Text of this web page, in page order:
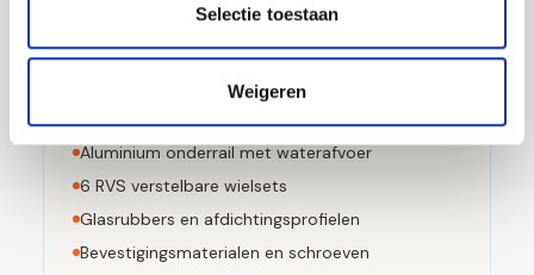
Selectie toestaan
Weigeren
stuks 10mm geharde glaspanelen
Aluminium bovenrail (Zwart RAL 9005)
Aluminium onderrail met waterafvoer
6 RVS verstelbare wielsets
Glasrubbers en afdichtingsprofielen
Bevestigingsmaterialen en schroeven